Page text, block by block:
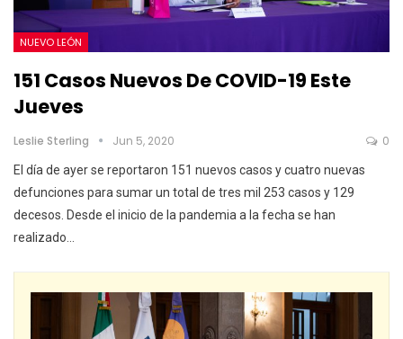
NUEVO LEÓN
151 Casos Nuevos De COVID-19 Este
Jueves
Leslie Sterling Jun 5, 2020 0
El día de ayer se reportaron 151 nuevos casos y cuatro nuevas
defunciones para sumar un total de tres mil 253 casos y 129
decesos. Desde el inicio de la pandemia a la fecha se han
realizado…